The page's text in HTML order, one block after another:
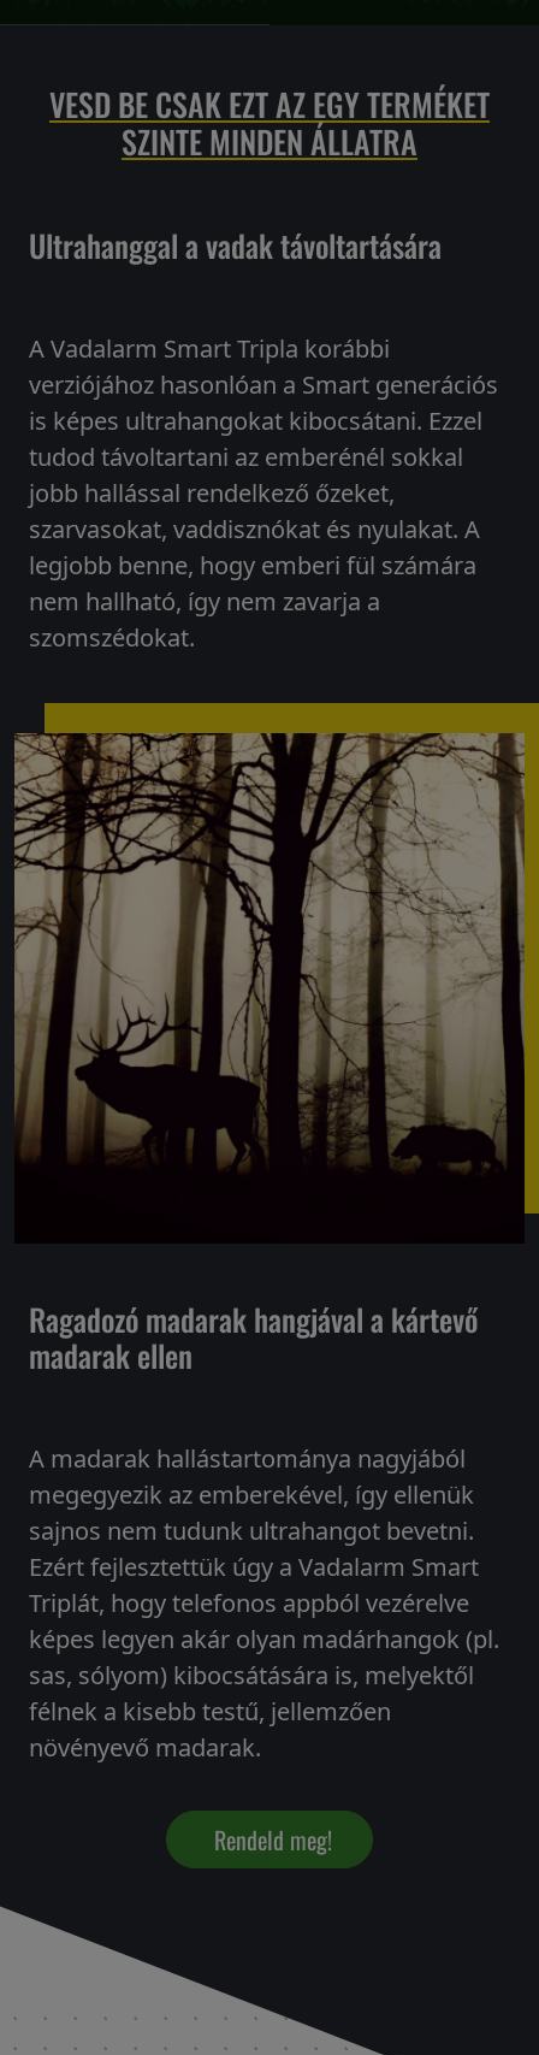
VESD BE CSAK EZT AZ EGY TERMÉKET
SZINTE MINDEN ÁLLATRA
Ultrahanggal a vadak távoltartására
A Vadalarm Smart Tripla korábbi
verziójához hasonlóan a Smart generációs
is képes ultrahangokat kibocsátani. Ezzel
tudod távoltartani az emberénél sokkal
jobb hallással rendelkező őzeket,
szarvasokat, vaddisznókat és nyulakat. A
legjobb benne, hogy emberi fül számára
nem hallható, így nem zavarja a
szomszédokat.
Ragadozó madarak hangjával a kártevő
madarak ellen
A madarak hallástartománya nagyjából
megegyezik az emberekével, így ellenük
sajnos nem tudunk ultrahangot bevetni.
Ezért fejlesztettük úgy a Vadalarm Smart
Triplát, hogy telefonos appból vezérelve
képes legyen akár olyan madárhangok (pl.
sas, sólyom) kibocsátására is, melyektől
félnek a kisebb testű, jellemzően
növényevő madarak.
Rendeld meg!